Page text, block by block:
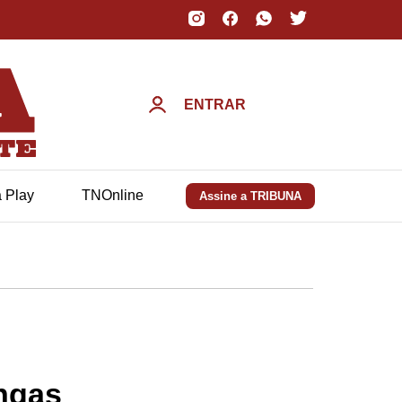
ENTRAR
Play TNOnline Assine a TRIBUNA